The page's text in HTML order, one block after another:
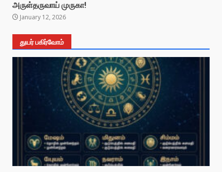
அருள்தருவாய் முருகா!
January 12, 2026
துயர் பகிர்வோம்